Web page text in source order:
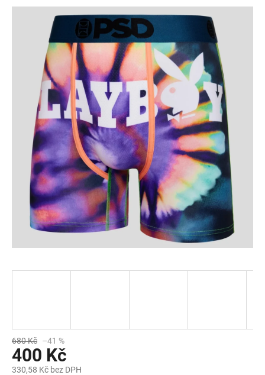
680 Kč –41 %
400 Kč
330,58 Kč bez DPH